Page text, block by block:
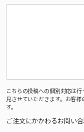
こちらの投稿への個別対応は
見させていただきます。お客
す。
ご注文にかかわるお問い